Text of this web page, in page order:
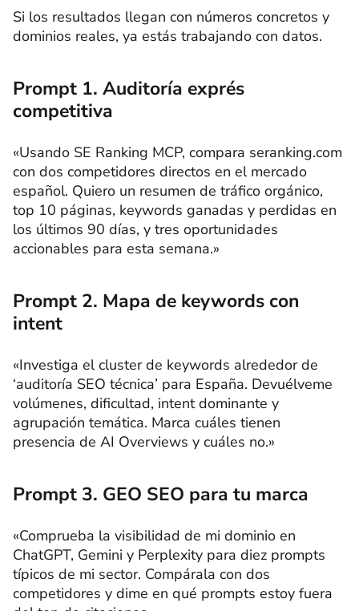
Si los resultados llegan con números concretos y
dominios reales, ya estás trabajando con datos.
Prompt 1. Auditoría exprés
competitiva
«Usando SE Ranking MCP, compara seranking.com
con dos competidores directos en el mercado
español. Quiero un resumen de tráfico orgánico,
top 10 páginas, keywords ganadas y perdidas en
los últimos 90 días, y tres oportunidades
accionables para esta semana.»
Prompt 2. Mapa de keywords con
intent
«Investiga el cluster de keywords alrededor de
‘auditoría SEO técnica’ para España. Devuélveme
volúmenes, dificultad, intent dominante y
agrupación temática. Marca cuáles tienen
presencia de AI Overviews y cuáles no.»
Prompt 3. GEO SEO para tu marca
«Comprueba la visibilidad de mi dominio en
ChatGPT, Gemini y Perplexity para diez prompts
típicos de mi sector. Compárala con dos
competidores y dime en qué prompts estoy fuera